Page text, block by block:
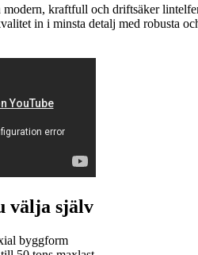
kraftfull och driftsäker
in i minsta detalj med robusta
välja själv
byggform